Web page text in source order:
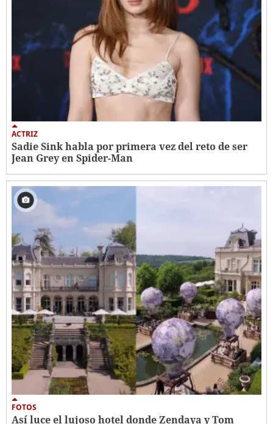
ACTRIZ
Sadie Sink habla por primera vez del reto de ser
Jean Grey en Spider-Man
FOTOS
Así luce el lujoso hotel donde Zendaya y Tom